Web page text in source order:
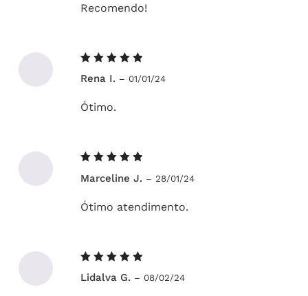
Recomendo!
5de 5
Rena I. – 01/01/24
Ótimo.
5de 5
Marceline J. – 28/01/24
Ótimo atendimento.
5de 5
Lidalva G. – 08/02/24